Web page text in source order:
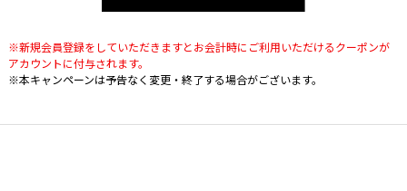
※新規会員登録をしていただきますとお会計時にご利用いただけるクーポンが
アカウントに付与されます。
※本キャンペーンは予告なく変更・終了する場合がございます。